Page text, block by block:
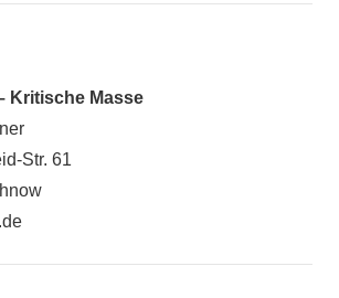
Kritische Masse
Str. 61